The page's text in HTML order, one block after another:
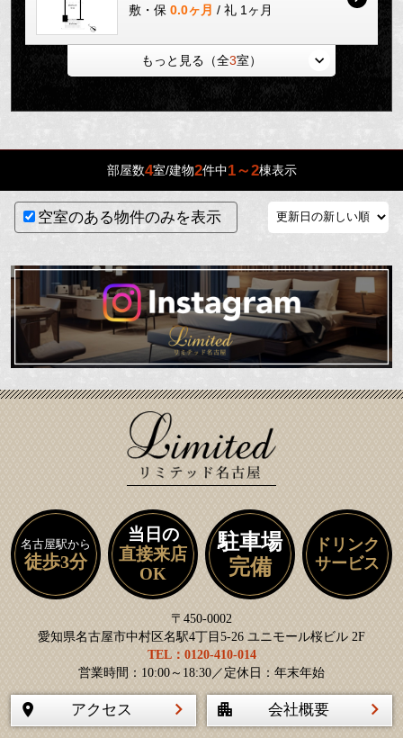
敷・保 0.0ヶ月 / 礼 1ヶ月
もっと見る（全3室）
部屋数4室/建物2件中1～2棟表示
空室のある物件のみを表示
名古屋駅から
徒歩3分
当日の
直接来店
OK
駐車場
完備
ドリンク
サービス
〒450-0002
愛知県名古屋市中村区名駅4丁目5-26 ユニモール桜ビル 2F
TEL：0120-410-014
営業時間：10:00～18:30／定休日：年末年始
アクセス 会社概要